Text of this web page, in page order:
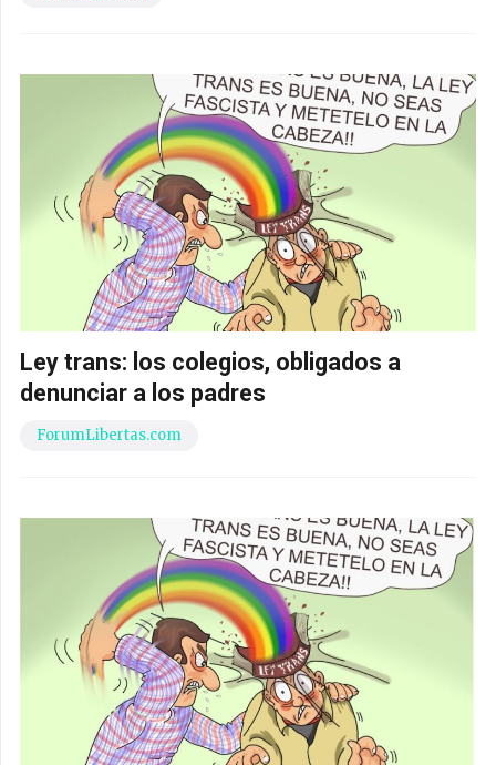
Ley trans: los colegios, obligados a
denunciar a los padres
ForumLibertas.com